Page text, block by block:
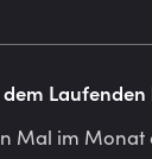
Laufenden
Mal im Monat